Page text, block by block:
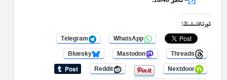
ئورتاقلىشىڭ:
WhatsApp
Telegram
Threads
Mastodon
Bluesky
Nextdoor
Reddit